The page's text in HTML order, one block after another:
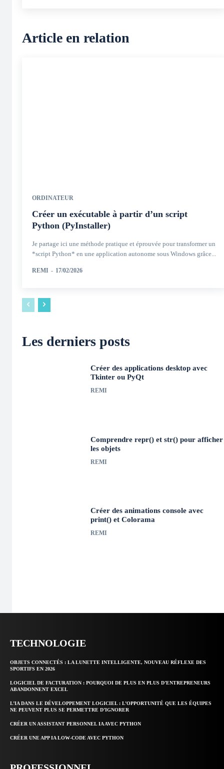
Article en relation
ORDINATEUR
Créer un exécutable à partir d’un script
Python (PyInstaller)
Je partage ici une méthode pratique et éprouvée pour transformer un
*script Python* en une application autonome sous Windows grâce...
REMI - 17/02/2026
Les derniers posts
Créer des applications desktop avec
Tkinter ou PyQt
REMI
Comprendre repr() et str() pour afficher
les objets
REMI
Créer des animations console avec
print() et Colorama
REMI
TECHNOLOGIE
OBJETS CONNECTÉS : LA LUNETTE INTELLIGENTE, NOUVEAU RÉFLEXE DES
SPORTIFS EN 2026
LOGICIEL DE FACTURATION : POURQUOI DE PLUS EN PLUS D’ENTREPRENEURS
ABANDONNENT EXCEL
L’IA DANS LE DÉVELOPPEMENT LOGICIEL : L’OPPORTUNITÉ QUE LES ÉQUIPES
NE PEUVENT PLUS SE PERMETTRE D’IGNORER
CRÉER UN ASSISTANT PERSONNEL IA AVEC PYTHON
CRÉER UNE APP IA LOW-CODE AVEC PYTHON